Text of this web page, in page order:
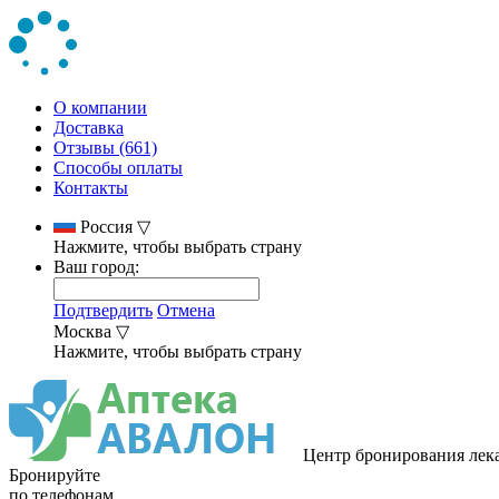
О компании
Доставка
Отзывы (661)
Способы оплаты
Контакты
Россия ▽
Нажмите, чтобы выбрать страну
Ваш город:
Подтвердить Отмена
Москва ▽
Нажмите, чтобы выбрать страну
Центр бронирования
Бронируйте
по телефонам